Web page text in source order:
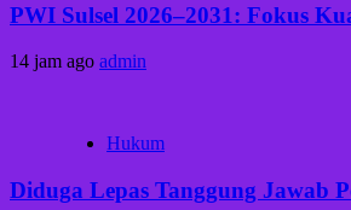
PWI Sulsel 2026–2031: Fokus
14 jam ago admin
Hukum
Diduga Lepas Tanggung Jawab